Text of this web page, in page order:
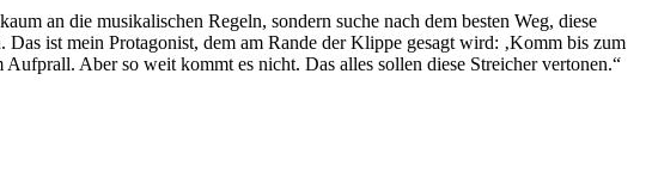
an die musikalischen Regeln, sondern suche nach dem besten Weg, diese
ist mein Protagonist, dem am Rande der Klippe gesagt wird: ‚Komm bis zum
Aber so weit kommt es nicht. Das alles sollen diese Streicher vertonen.“